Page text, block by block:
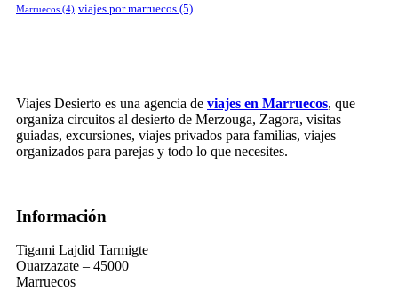
Marruecos (4) viajes por marruecos (5)
Viajes Desierto es una agencia de viajes en Marruecos, que
organiza circuitos al desierto de Merzouga, Zagora, visitas
guiadas, excursiones, viajes privados para familias, viajes
organizados para parejas y todo lo que necesites.
Información
Tigami Lajdid Tarmigte
Ouarzazate – 45000
Marruecos